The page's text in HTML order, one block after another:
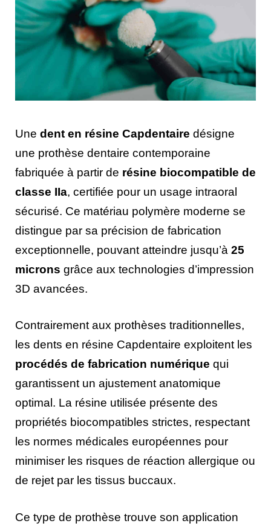
Une dent en résine Capdentaire désigne
une prothèse dentaire contemporaine
fabriquée à partir de résine biocompatible de
classe IIa, certifiée pour un usage intraoral
sécurisé. Ce matériau polymère moderne se
distingue par sa précision de fabrication
exceptionnelle, pouvant atteindre jusqu’à 25
microns grâce aux technologies d’impression
3D avancées.
Contrairement aux prothèses traditionnelles,
les dents en résine Capdentaire exploitent les
procédés de fabrication numérique qui
garantissent un ajustement anatomique
optimal. La résine utilisée présente des
propriétés biocompatibles strictes, respectant
les normes médicales européennes pour
minimiser les risques de réaction allergique ou
de rejet par les tissus buccaux.
Ce type de prothèse trouve son application